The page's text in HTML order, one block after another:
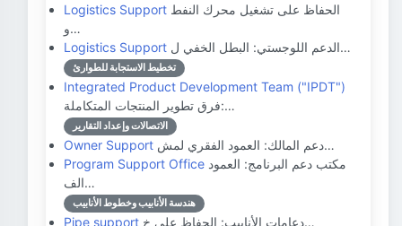
Logistics Support
و…
Logistics Support
الدعم اللوجستي: البطل الخفي ل…
تخطيط الاستجابة للطوارئ
Integrated Product Development Team ("IPDT")
فرق تطوير المنتجات المتكاملة:…
الاتصالات وإعداد التقارير
Owner Support
دعم المالك: العمود الفقري لمش…
Program Support Office
الف…
هندسة الأنابيب وخطوط الأنابيب
Pipe support دعامات الأنابيب: الحفاظ على خ…